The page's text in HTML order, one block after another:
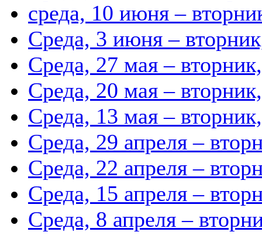
среда, 10 июня –
Среда, 3 июня –
Среда, 27 мая –
Среда, 20 мая –
Среда, 13 мая –
Среда, 29 апреля –
Среда, 22 апреля –
Среда, 15 апреля –
Среда, 8 апреля –